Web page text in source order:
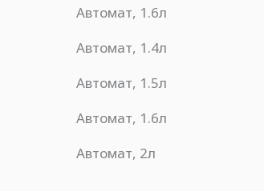
Автомат, 1.6л
Автомат, 1.4л
Автомат, 1.5л
Автомат, 1.6л
Автомат, 2л